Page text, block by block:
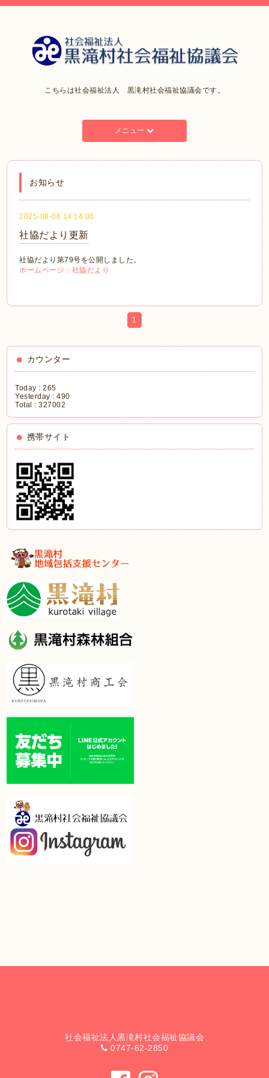
こちらは社会福祉法人 黒滝村社会福祉協議会です。
メニュー
お知らせ
2025-08-06 14:14:00
社協だより更新
社協だより第79号を公開しました。
ホームページ：社協だより
1
カウンター
Today :265
Yesterday :490
Total :327002
携帯サイト
社会福祉法人黒滝村社会福祉協議会
0747-62-2850